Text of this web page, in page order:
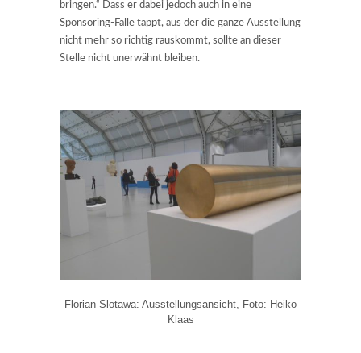
bringen.“ Dass er dabei jedoch auch in eine
Sponsoring-Falle tappt, aus der die ganze Ausstellung
nicht mehr so richtig rauskommt, sollte an dieser
Stelle nicht unerwähnt bleiben.
Florian Slotawa: Ausstellungsansicht, Foto: Heiko
Klaas